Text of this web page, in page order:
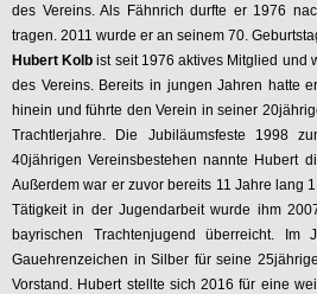
des Vereins. Als Fähnrich durfte er 1976
tragen. 2011 wurde er an seinem 70.
Hubert Kolb ist seit 1976 aktives Mitglied und
des Vereins. Bereits in jungen Jahren hatte
hinein und führte den Verein in seiner
Trachtlerjahre. Die Jubiläumsfeste 1998
40jährigen Vereinsbestehen nannte Hubert
Außerdem war er zuvor bereits 11 Jahre lang
Tätigkeit in der Jugendarbeit wurde ihm
bayrischen Trachtenjugend überreicht.
Gauehrenzeichen in Silber für seine
Vorstand. Hubert stellte sich 2016 für eine